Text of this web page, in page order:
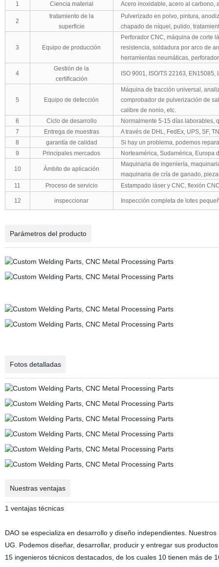
1 Ciencia material Acero inoxidable, acero al carbono,
2
tratamiento de la
superficie
Pulverizado en polvo, pintura,
chapado de níquel, pulido,
3 Equipo de producción
Perforador CNC, máquina de corte
resistencia, soldadura por arco de
herramientas neumáticas,
4
Gestión de la
certificación
ISO 9001, ISO/TS 22163, EN15085,
5 Equipo de detección
Máquina de tracción universal,
comprobador de pulverización de
calibre de nonio, etc.
6
Ciclo de desarrollo
Normalmente 5-15 días laborables,
7
Entrega de muestras
A través de DHL, FedEx, UPS, SF,
8
garantía de calidad
Si hay un problema, podemos
9
Principales mercados Norteamérica, Sudamérica, Europa
10 Ámbito de aplicación
Maquinaria de ingeniería,
maquinaria de cría de ganado,
11
Proceso de servicio Estampado láser y CNC, flexión
12 inspeccionar Inspección completa de lotes
Parámetros del producto
Fotos detalladas
Nuestras ventajas
1 ventajas técnicas
DAO se especializa en desarrollo y diseño independientes.
UG. Podemos diseñar, desarrollar, producir y entregar sus
15 ingenieros técnicos destacados, de los cuales 10 tienen más de